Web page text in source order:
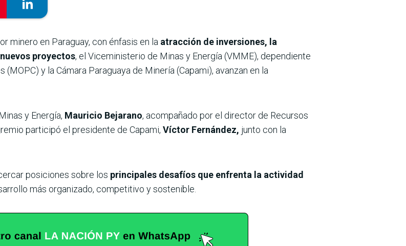
minero en Paraguay, con énfasis en la atracción de inversiones, la
proyectos, el Viceministerio de Minas y Energía (VMME), dependiente
y la Cámara Paraguaya de Minería (Capami), avanzan en la
y Energía, Mauricio Bejarano, acompañado por el director de Recursos
participó el presidente de Capami, Víctor Fernández, junto con la
posiciones sobre los principales desafíos que enfrenta la actividad
más organizado, competitivo y sostenible.